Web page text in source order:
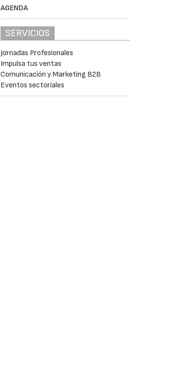
AGENDA
SERVICIOS
Jornadas Profesionales
Impulsa tus ventas
Comunicación y Marketing B2B
Eventos sectoriales